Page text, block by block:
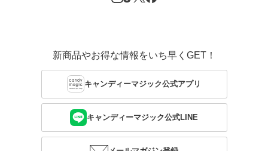
新商品やお得な情報をいち早くGET！
キャンディーマジック公式アプリ
キャンディーマジック公式LINE